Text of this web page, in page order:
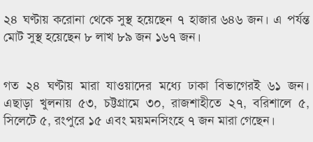
২৪ ঘণ্টায় করোনা থেকে সুস্থ হয়েছেন ৭ হাজার ৬৪৬ জন। এ পর্যন্ত
মোট সুস্থ হয়েছেন ৮ লাখ ৮৯ জন ১৬৭ জন।
গত ২৪ ঘণ্টায় মারা যাওয়াদের মধ্যে ঢাকা বিভাগেরই ৬১ জন।
এছাড়া খুলনায় ৫৩, চট্টগ্রামে ৩০, রাজশাহীতে ২৭, বরিশালে ৫,
সিলেটে ৫, রংপুরে ১৫ এবং ময়মনসিংহে ৭ জন মারা গেছেন।